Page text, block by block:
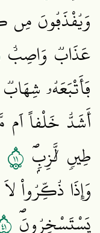
وَيُقْذَفُونَ
عَذَابٞ وَاصِبٌ
فَأَتْبَعَهُۥ
أَشَدُّ خَلْقاً اَم
طِينٖ لَّٰزِبِۢۖ ١١
وَإِذَا ذُكِّرُواْ
يَسْتَسْخِرُونَۖ